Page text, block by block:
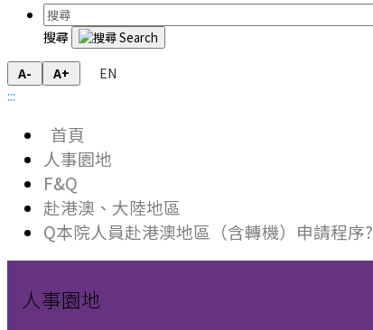
搜尋
A- A+
EN
:::
首頁
人事園地
F&Q
赴港澳、大陸地區
Q本院人員赴港澳地區（含轉機）申請程序?
人事園地